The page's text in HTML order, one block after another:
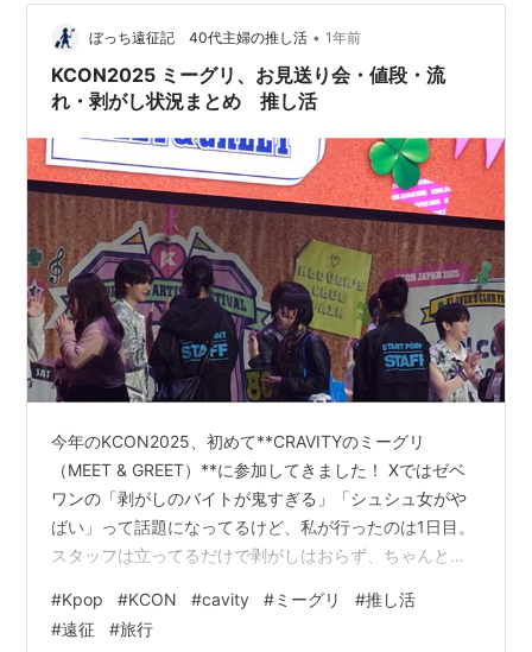
ぼっち遠征記 40代主婦の推し活 • 1年前
KCON2025 ミーグリ、お見送り会・値段・流
れ・剥がし状況まとめ 推し活
今年のKCON2025、初めて**CRAVITYのミーグリ
（MEET & GREET）**に参加してきました！ Xではゼベ
ワンの「剥がしのバイトが鬼すぎる」「シュシュ女がや
ばい」って話題になってるけど、私が行ったのは1日目。
スタッフは立ってるだけで剥がしはおらず、ちゃんと推
かった…と思える時間でした。 【ミーグリには2種類あ
る】 ◾️ミーグリプレミアム（10,220円） ➕先行購入権を
#Kpop #KCON #cavity #ミーグリ #推し活
#遠征 #旅行